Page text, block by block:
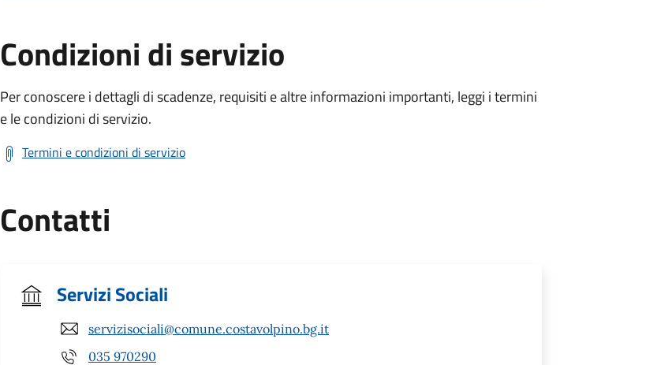
Condizioni di servizio
Per conoscere i dettagli di scadenze, requisiti e altre informazioni importanti, leggi i termini
e le condizioni di servizio.
Termini e condizioni di servizio
Contatti
Servizi Sociali
servizisociali@comune.costavolpino.bg.it
035 970290